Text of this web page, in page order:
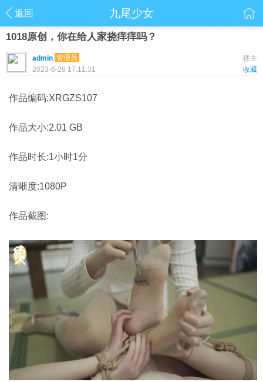
返回 九尾少女
1018原创，你在给人家挠痒痒吗？
楼主
admin 管理员
收藏
2023-6-28 17:11:31
作品编码:XRGZS107
作品大小:2.01 GB
作品时长:1小时1分
清晰度:1080P
作品截图: